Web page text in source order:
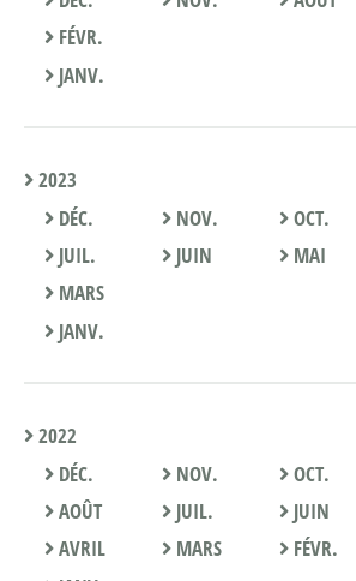
FÉVR.
JANV.
2023
DÉC.
NOV. OCT.
JUIL.
JUIN MAI
MARS
JANV.
2022
DÉC.
NOV. OCT.
AOÛT
JUIL. JUIN
AVRIL
MARS
FÉVR.